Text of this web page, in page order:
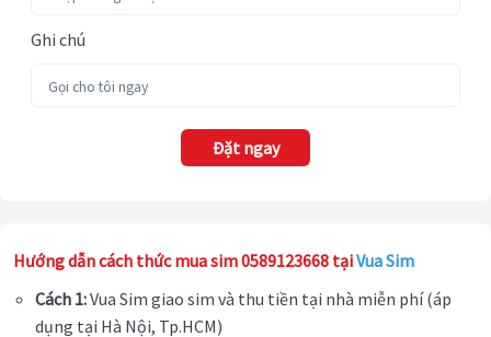
Ghi chú
Đặt ngay
Hướng dẫn cách thức mua sim 0589123668 tạiVua Sim
Cách 1:Vua Sim giao sim và thu tiền tại nhà miễn phí (áp
dụng tại Hà Nội, Tp.HCM)